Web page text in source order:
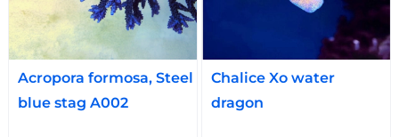
Acropora formosa, Steel
blue stag A002
Chalice Xo water
dragon